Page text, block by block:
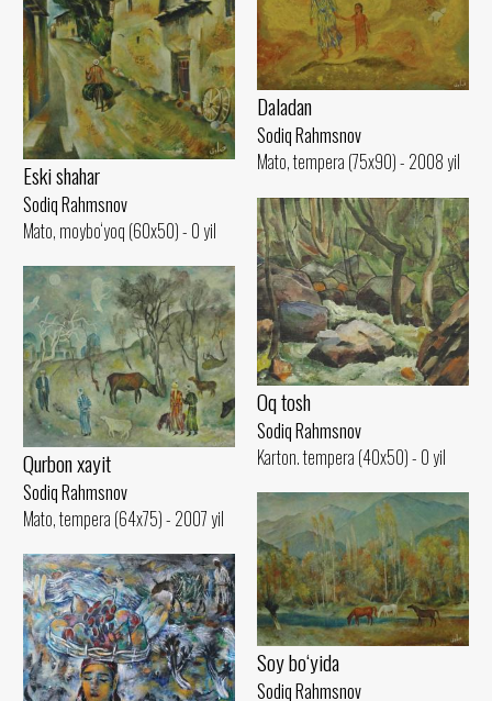
Eski shahar
Sodiq Rahmsnov
Mato, moybo‘yoq (60x50) - 0 yil
Daladan
Sodiq Rahmsnov
Mato, tempera (75x90) - 2008 yil
Oq tosh
Sodiq Rahmsnov
Karton. tempera (40x50) - 0 yil
Qurbon xayit
Sodiq Rahmsnov
Mato, tempera (64x75) - 2007 yil
Soy bo‘yida
Sodiq Rahmsnov